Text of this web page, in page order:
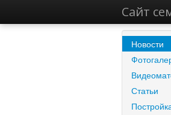
Сайт
Новости
Статьи